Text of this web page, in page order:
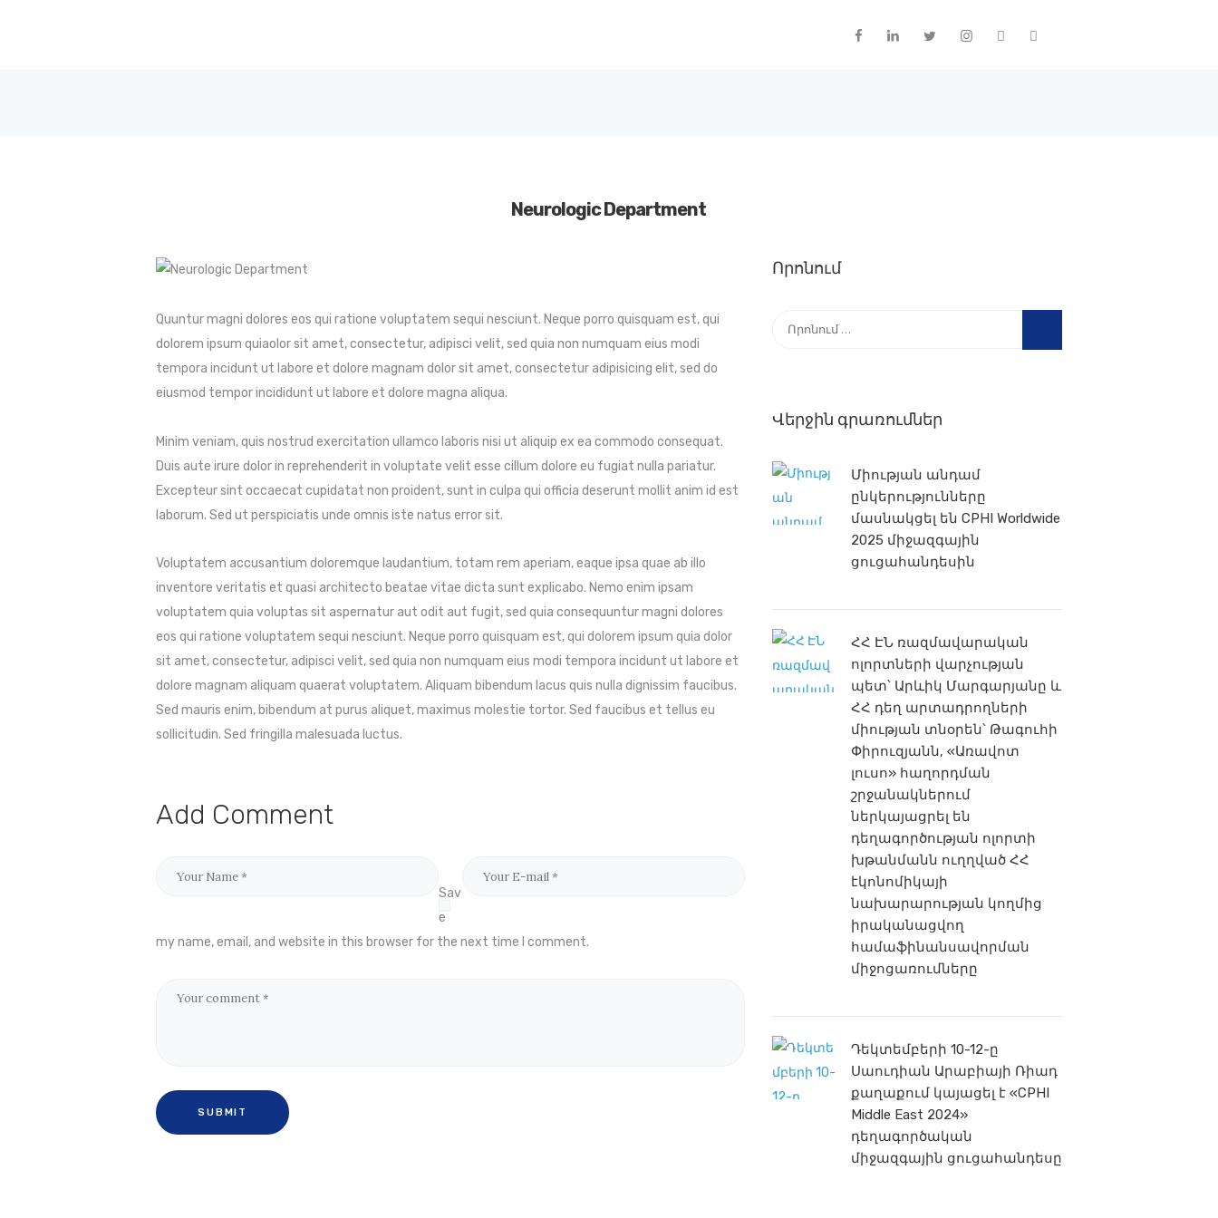
Neurologic Department
ԿԱՊ
ՀԱՅԵՐԵՆ
Quuntur magni dolores eos qui ratione voluptatem sequi nesciunt. Neque porro quisquam est, qui
dolorem ipsum quiaolor sit amet, consectetur, adipisci velit, sed quia non numquam eius modi
tempora incidunt ut labore et dolore magnam dolor sit amet, consectetur adipisicing elit, sed do
eiusmod tempor incididunt ut labore et dolore magna aliqua.
Minim veniam, quis nostrud exercitation ullamco laboris nisi ut aliquip ex ea commodo consequat.
Duis aute irure dolor in reprehenderit in voluptate velit esse cillum dolore eu fugiat nulla pariatur.
Excepteur sint occaecat cupidatat non proident, sunt in culpa qui officia deserunt mollit anim id est
laborum. Sed ut perspiciatis unde omnis iste natus error sit.
Voluptatem accusantium doloremque laudantium, totam rem aperiam, eaque ipsa quae ab illo
inventore veritatis et quasi architecto beatae vitae dicta sunt explicabo. Nemo enim ipsam
voluptatem quia voluptas sit aspernatur aut odit aut fugit, sed quia consequuntur magni dolores
eos qui ratione voluptatem sequi nesciunt. Neque porro quisquam est, qui dolorem ipsum quia dolor
sit amet, consectetur, adipisci velit, sed quia non numquam eius modi tempora incidunt ut labore et
dolore magnam aliquam quaerat voluptatem. Aliquam bibendum lacus quis nulla dignissim faucibus.
Sed mauris enim, bibendum at purus aliquet, maximus molestie tortor. Sed faucibus et tellus eu
sollicitudin. Sed fringilla malesuada luctus.
Add Comment
Sav
e
my name, email, and website in this browser for the next time I comment.
Որոնում
Որոնել՝
Վերջին գրառումներ
Միության անդամ
ընկերությունները
մասնակցել են CPHI Worldwide
2025 միջազգային
ցուցահանդեսին
ՀՀ ԷՆ ռազմավարական
ոլորտների վարչության
պետ՝ Արևիկ Մարգարյանը և
ՀՀ դեղ արտադրողների
միության տնօրեն՝ Թագուհի
Փիրուզյանն, «Առավոտ
լուսո» հաղորդման
շրջանակներում
ներկայացրել են
դեղագործության ոլորտի
խթանմանն ուղղված ՀՀ
էկոնոմիկայի
նախարարության կողմից
իրականացվող
համաֆինանսավորման
միջոցառումները
Դեկտեմբերի 10-12-ը
Սաուդիան Արաբիայի Ռիադ
քաղաքում կայացել է «CPHI
Middle East 2024»
դեղագործական
միջազգային ցուցահանդեսը